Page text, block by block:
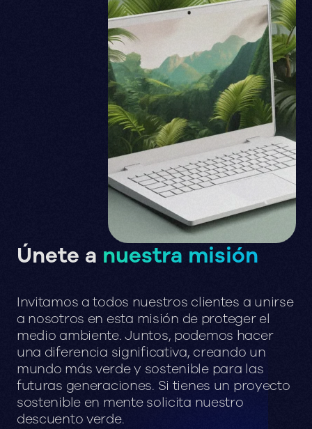
Únete a nuestra misión
Invitamosa todos nuestros clientes a unirse
a nosotros en esta misión de proteger el
medioambiente. Juntos, podemos hacer
una diferencia significativa, creando un
mundo másverdey sostenible para las
futuras generaciones. Si tienes un proyecto
sostenible en mente solicita nuestro
descuentoverde.